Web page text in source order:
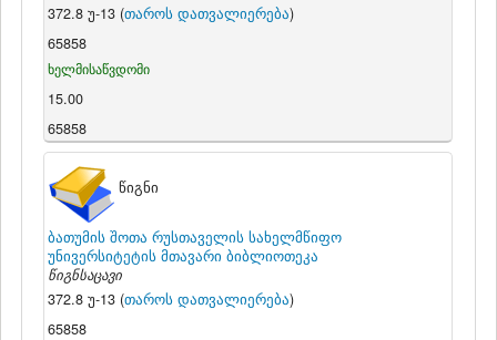
372.8 უ-13 (თაროს დათვალიერება)
65858
ხელმისაწვდომი
15.00
65858
წიგნი
ბათუმის შოთა რუსთაველის სახელმწიფო
უნივერსიტეტის მთავარი ბიბლიოთეკა
წიგნსაცავი
372.8 უ-13 (თაროს დათვალიერება)
65858